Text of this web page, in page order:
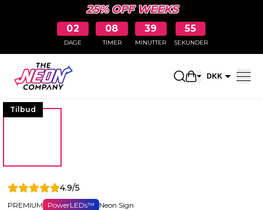
25% OFF WEEKS
02
DAGE
08
TIMER
39
MINUTTER
54
SEKUNDER
Åbn DKK
Tilbud
4.9/5
PREMIUM PowerLEDs™ Neon Sign